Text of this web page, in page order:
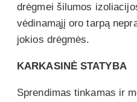
drėgmei šilumos
vėdinamąjį oro tarpą
jokios drėgmės.
KARKASINĖ STATYBA
Sprendimas tinkamas ir